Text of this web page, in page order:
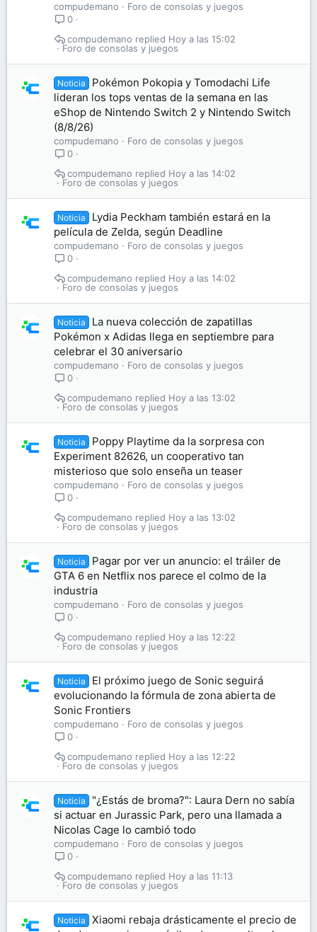
compudemano
Foro de consolas y juegos
0
Foro de consolas y juegos
Hoy a las 15:02
compudemano
Noticia
Pokémon Pokopia y Tomodachi Life
lideran los tops ventas de la semana en las
eShop de Nintendo Switch 2 y Nintendo Switch
(8/8/26)
compudemano
Foro de consolas y juegos
0
Foro de consolas y juegos
Hoy a las 14:02
compudemano
Noticia
Lydia Peckham también estará en la
película de Zelda, según Deadline
compudemano
Foro de consolas y juegos
0
Foro de consolas y juegos
Hoy a las 14:02
compudemano
Noticia
La nueva colección de zapatillas
Pokémon x Adidas llega en septiembre para
celebrar el 30 aniversario
compudemano
Foro de consolas y juegos
0
Foro de consolas y juegos
Hoy a las 13:02
compudemano
Noticia
Poppy Playtime da la sorpresa con
Experiment 82626, un cooperativo tan
misterioso que solo enseña un teaser
compudemano
Foro de consolas y juegos
0
Foro de consolas y juegos
Hoy a las 13:02
compudemano
Noticia
Pagar por ver un anuncio: el tráiler de
GTA 6 en Netflix nos parece el colmo de la
industria
compudemano
Foro de consolas y juegos
0
Foro de consolas y juegos
Hoy a las 12:22
compudemano
Noticia
El próximo juego de Sonic seguirá
evolucionando la fórmula de zona abierta de
Sonic Frontiers
compudemano
Foro de consolas y juegos
0
Foro de consolas y juegos
Hoy a las 12:22
compudemano
Noticia
"¿Estás de broma?": Laura Dern no sabía
si actuar en Jurassic Park, pero una llamada a
Nicolas Cage lo cambió todo
compudemano
Foro de consolas y juegos
0
Foro de consolas y juegos
Hoy a las 11:13
compudemano
Noticia
Xiaomi rebaja drásticamente el precio de